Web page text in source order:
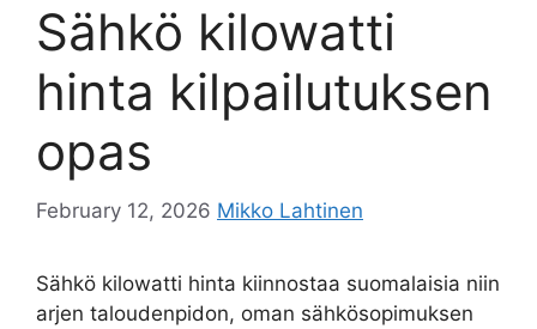
Sähkö kilowatti
hinta kilpailutuksen
opas
February 12, 2026 Mikko Lahtinen
Sähkö kilowatti hinta kiinnostaa suomalaisia niin
arjen taloudenpidon, oman sähkösopimuksen